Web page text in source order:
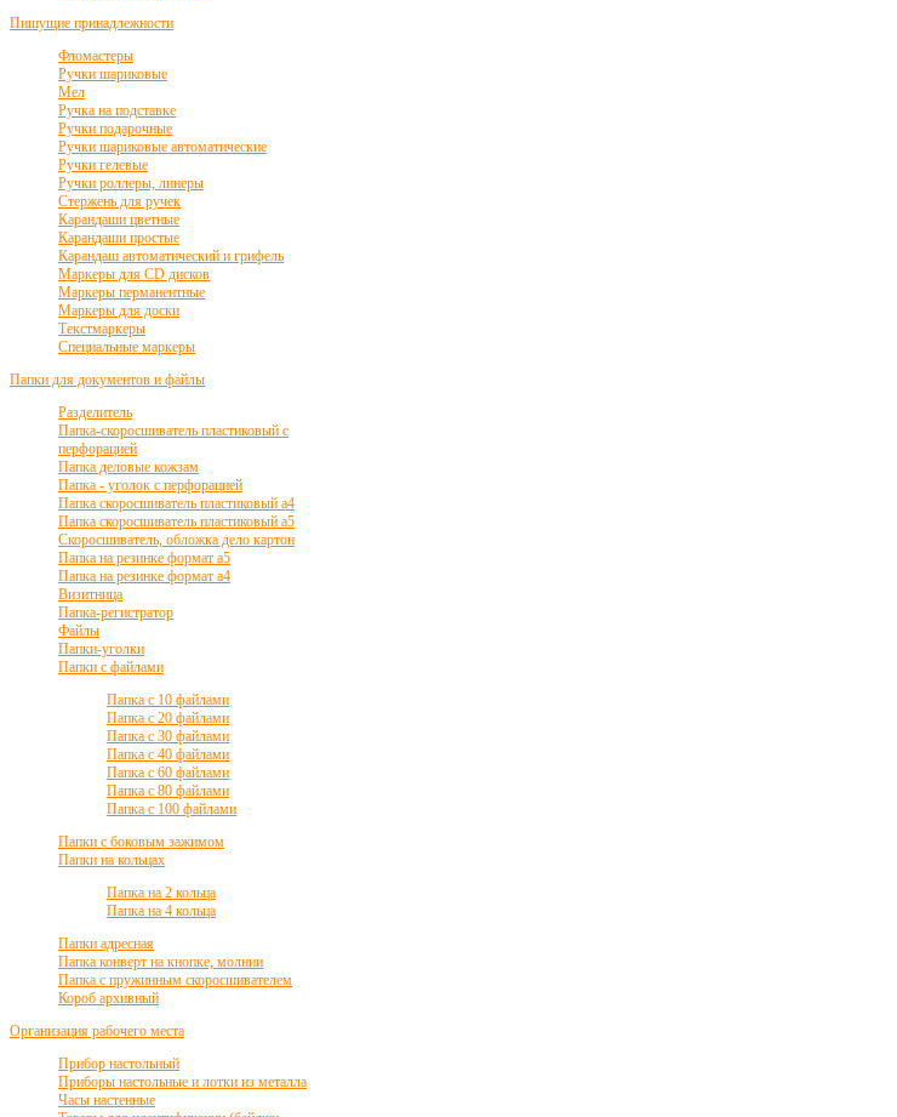
Пишущие принадлежности
Фломастеры
Ручки шариковые
Мел
Ручка на подставке
Ручки подарочные
Ручки шариковые автоматические
Ручки гелевые
Ручки роллеры, линеры
Стержень для ручек
Карандаши цветные
Карандаши простые
Карандаш автоматический и грифель
Маркеры для CD дисков
Маркеры перманентные
Маркеры для доски
Текстмаркеры
Специальные маркеры
Папки для документов и файлы
Разделитель
Папка-скоросшиватель пластиковый с
перфорацией
Папка деловые кожзам
Папка - уголок с перфорацией
Папка скоросшиватель пластиковый а4
Папка скоросшиватель пластиковый а5
Скоросшиватель, обложка дело картон
Папка на резинке формат а5
Папка на резинке формат а4
Визитница
Папка-регистратор
Файлы
Папки-уголки
Папки с файлами
Папка с 10 файлами
Папка с 20 файлами
Папка с 30 файлами
Папка с 40 файлами
Папка с 60 файлами
Папка с 80 файлами
Папка с 100 файлами
Папки с боковым зажимом
Папки на кольцах
Папка на 2 кольца
Папка на 4 кольца
Папки адресная
Папка конверт на кнопке, молнии
Папка с пружинным скоросшивателем
Короб архивный
Организация рабочего места
Прибор настольный
Приборы настольные и лотки из металла
Часы настенные